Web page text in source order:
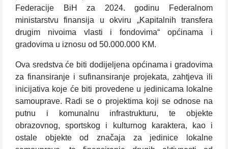
Federacije BiH za 2024. godinu Federalnom
ministarstvu finansija u okviru „Kapitalnih transfera
drugim nivoima vlasti i fondovima“ općinama i
gradovima u iznosu od 50.000.000 KM.
Ova sredstva će biti dodijeljena općinama i gradovima
za finansiranje i sufinansiranje projekata, zahtjeva ili
inicijativa koje će biti provedene u jedinicama lokalne
samouprave. Radi se o projektima koji se odnose na
putnu i komunalnu infrastrukturu, te objekte
obrazovnog, sportskog i kulturnog karaktera, kao i
ostale objekte od značaja za jedinice lokalne